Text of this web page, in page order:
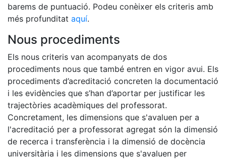
barems de puntuació. Podeu conèixer els criteris amb
més profunditat aquí.
Nous procediments
Els nous criteris van acompanyats de dos
procediments nous que també entren en vigor avui. Els
procediments d’acreditació concreten la documentació
i les evidències que s’han d’aportar per justificar les
trajectòries acadèmiques del professorat.
Concretament, les dimensions que s'avaluen per a
l'acreditació per a professorat agregat són la dimensió
de recerca i transferència i la dimensió de docència
universitària i les dimensions que s'avaluen per